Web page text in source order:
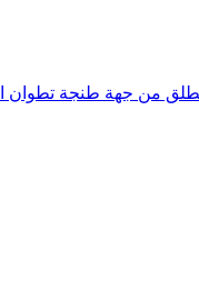
من جهة طنجة تطوان